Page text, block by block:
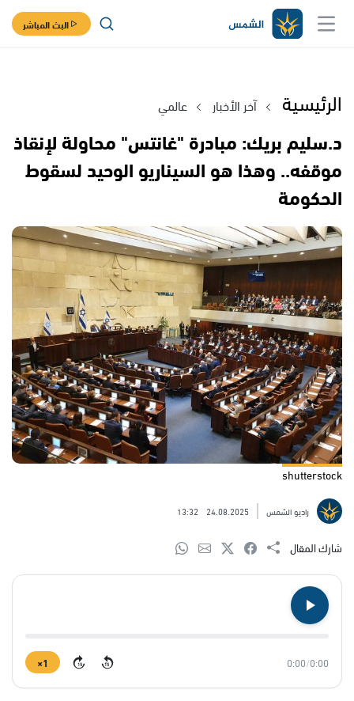
البث المباشر
الرئيسية آخر الأخبار عالمي
د.سليم بريك: مبادرة "غانتس" محاولة لإنقاذ
موقفه.. وهذا هو السيناريو الوحيد لسقوط
الحكومة
shutterstock
راديو الشمس 24.08.2025
13:32
شارك المقال
0:00
/
0:00
15
15
1×